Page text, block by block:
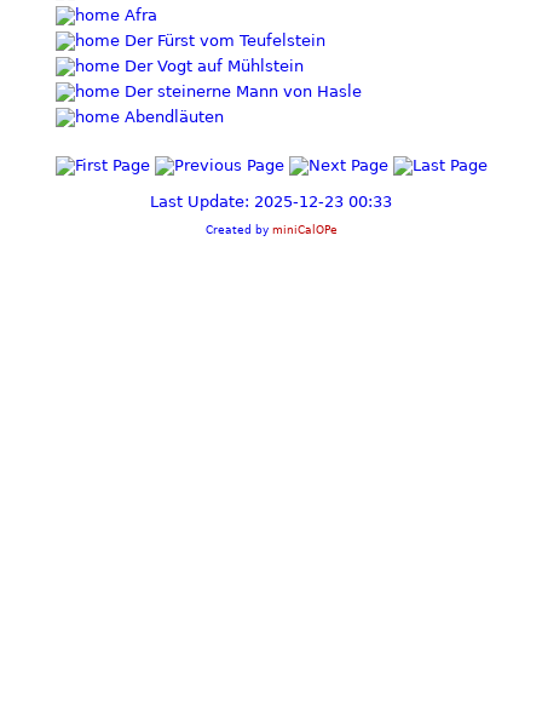
Afra
Der Fürst vom Teufelstein
Der Vogt auf Mühlstein
Der steinerne Mann von Hasle
Abendläuten
Last Update: 2025-12-23 00:33
Created by miniCalOPe